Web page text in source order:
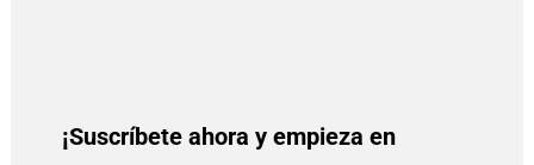
¡Suscríbete ahora y empieza en